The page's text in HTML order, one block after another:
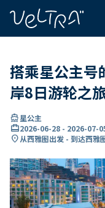
搭乘星公主号
岸8日游轮之
directions_boat星公主
card_travel2026-06-28 - 2026-07-
location_on从西雅图出发 - 到达西雅